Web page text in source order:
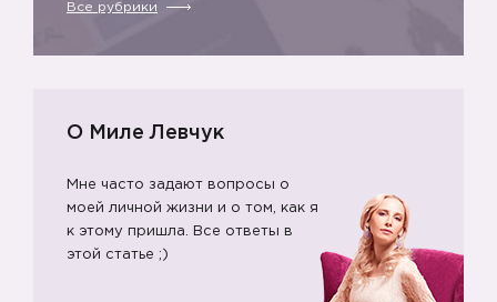
Все рубрики
О Миле Левчук
Мне часто задают вопросы о
моей личной жизни и о том, как я
к этому пришла. Все ответы в
этой статье ;)